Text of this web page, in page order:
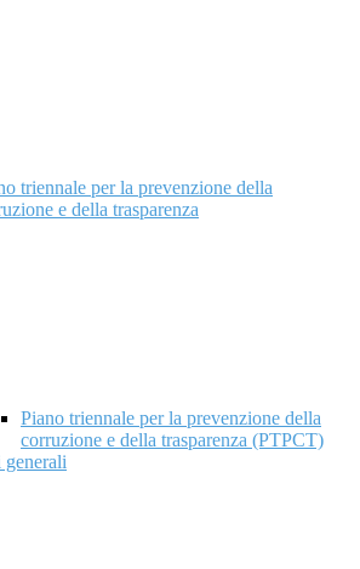
triennale per la prevenzione della
e della trasparenza
Piano triennale per la prevenzione della
corruzione e della trasparenza (PTPCT)